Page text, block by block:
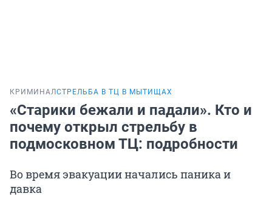
КРИМИНАЛСТРЕЛЬБА В ТЦ В МЫТИЩАХ
«Старики бежали и падали». Кто и
почему открыл стрельбу в
подмосковном ТЦ: подробности
Во время эвакуации начались паника и
давка